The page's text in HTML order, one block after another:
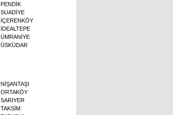
PENDİK
SUADİYE
İÇERENKÖY
İDEALTEPE
ÜMRANİYE
ÜSKÜDAR
NİŞANTAŞI
ORTAKÖY
SARIYER
TAKSİM